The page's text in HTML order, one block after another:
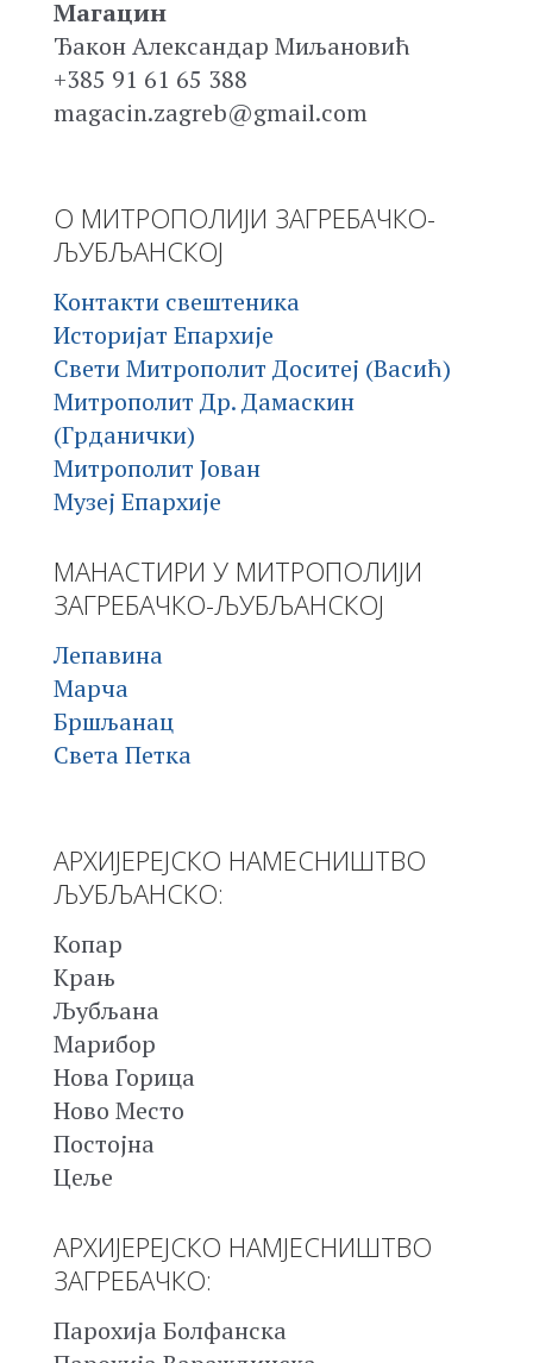
Магацин
Ђакон Александар Миљановић
+385 91 61 65 388
magacin.zagreb@gmail.com
О МИТРОПОЛИЈИ ЗАГРЕБАЧКО-
ЉУБЉАНСКОЈ
Контакти свештеника
Историјат Епархије
Свети Митрополит Доситеј (Васић)
Митрополит Др. Дамаскин
(Грданички)
Митрополит Јован
Музеј Епархије
МАНАСТИРИ У МИТРОПОЛИЈИ
ЗАГРЕБАЧКО-ЉУБЉАНСКОЈ
Лепавина
Марча
Бршљанац
Света Петка
АРХИЈЕРЕЈСКО НАМЕСНИШТВО
ЉУБЉАНСКО:
Копар
Крањ
Љубљана
Марибор
Нова Горица
Ново Место
Постојна
Цеље
АРХИЈЕРЕЈСКО НАМЈЕСНИШТВО
ЗАГРЕБАЧКО:
Парохија Болфанска